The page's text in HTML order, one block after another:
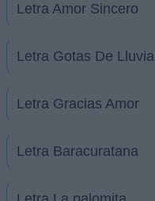
Letra Amor Sincero
Letra Gotas De Lluvia
Letra Gracias Amor
Letra Baracuratana